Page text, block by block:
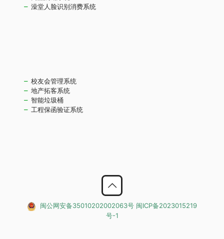
澡堂人脸识别消费系统
校友会管理系统
地产拓客系统
智能垃圾桶
工程保函验证系统
闽公网安备35010202002063号 闽ICP备2023015219
号-1